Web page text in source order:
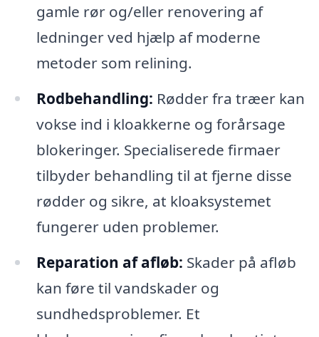
gamle rør og/eller renovering af
ledninger ved hjælp af moderne
metoder som relining.
Rodbehandling: Rødder fra træer kan
vokse ind i kloakkerne og forårsage
blokeringer. Specialiserede firmaer
tilbyder behandling til at fjerne disse
rødder og sikre, at kloaksystemet
fungerer uden problemer.
Reparation af afløb: Skader på afløb
kan føre til vandskader og
sundhedsproblemer. Et